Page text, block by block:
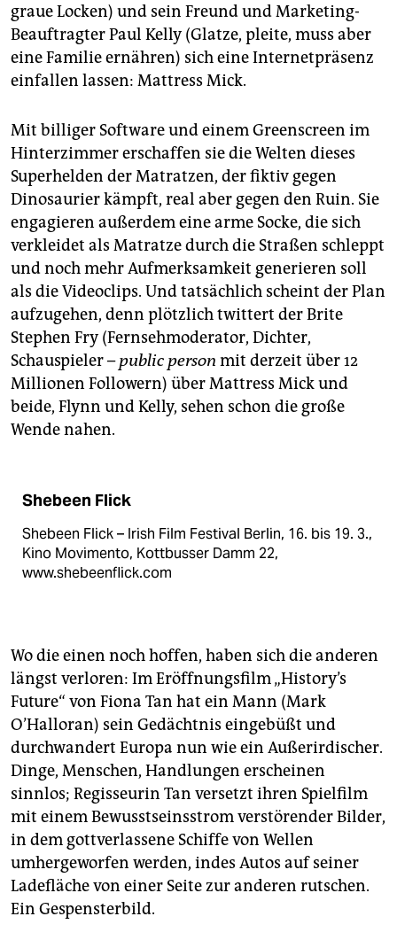
graue Locken) und sein Freund und Marketing-
Beauftragter Paul Kelly (Glatze, pleite, muss aber
eine Familie ernähren) sich eine Internetpräsenz
einfallen lassen: Mattress Mick.
Mit billiger Software und einem Greenscreen im
Hinterzimmer erschaffen sie die Welten dieses
Superhelden der Matratzen, der fiktiv gegen
Dinosaurier kämpft, real aber gegen den Ruin. Sie
engagieren außerdem eine arme Socke, die sich
verkleidet als Matratze durch die Straßen schleppt
und noch mehr Aufmerksamkeit generieren soll
als die Videoclips. Und tatsächlich scheint der Plan
aufzugehen, denn plötzlich twittert der Brite
Stephen Fry (Fernsehmoderator, Dichter,
Schauspieler –public person mit derzeit über 12
Millionen Followern) über Mattress Mick und
beide, Flynn und Kelly, sehen schon die große
Wende nahen.
Shebeen Flick
Shebeen Flick – Irish Film Festival Berlin, 16. bis 19. 3.,
Kino Movimento, Kottbusser Damm 22,
www.shebeenflick.com
Wo die einen noch hoffen, haben sich die anderen
längst verloren: Im Eröffnungsfilm „History’s
Future“ von Fiona Tan hat ein Mann (Mark
O’Halloran) sein Gedächtnis eingebüßt und
durchwandert Europa nun wie ein Außerirdischer.
Dinge, Menschen, Handlungen erscheinen
sinnlos; Regisseurin Tan versetzt ihren Spielfilm
mit einem Bewusstseinsstrom verstörender Bilder,
in dem gottverlassene Schiffe von Wellen
umhergeworfen werden, indes Autos auf seiner
Ladefläche von einer Seite zur anderen rutschen.
Ein Gespensterbild.